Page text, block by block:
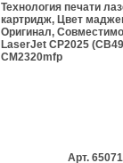
Технология печати
картридж, Цвет
Оригинал,
LaserJet CP2025
CM2320mfp
Арт. 65071